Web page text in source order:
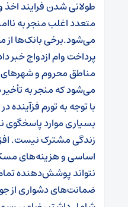
طولانی شدن فرایند اخذ
متعدد اغلب منجر به
می‌شود.برخی بانک‌ها از
پرداخت وام ازدواج خبر
مناطق محروم و
می‌شود که منجر به
با توجه به تورم فزآینده
بسیاری موارد پاسخگوی
زندگی مشترک نیست.
اساسی و هزینه‌های
نتواند پوشش‌دهنده
ضمانت‌های دشواری از